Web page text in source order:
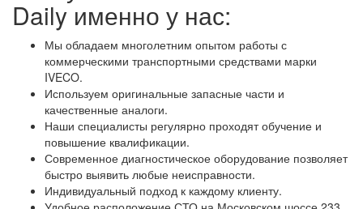
Daily именно у нас:
Мы обладаем многолетним опытом работы с
коммерческими транспортными средствами марки
IVECO.
Используем оригинальные запасные части и
качественные аналоги.
Наши специалисты регулярно проходят обучение и
повышение квалификации.
Современное диагностическое оборудование позволяет
быстро выявить любые неисправности.
Индивидуальный подход к каждому клиенту.